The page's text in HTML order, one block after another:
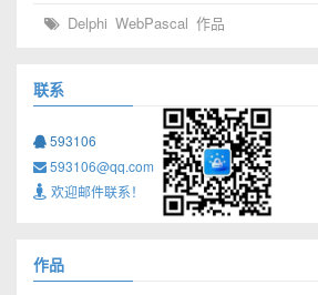
Delphi WebPascal 作品
联系
593106
593106@qq.com
欢迎邮件联系！
作品